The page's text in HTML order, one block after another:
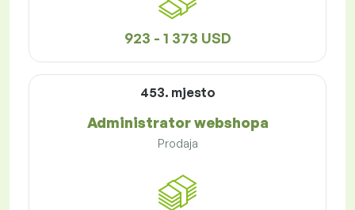
923 - 1 373 USD
453. mjesto
Administrator webshopa
Prodaja